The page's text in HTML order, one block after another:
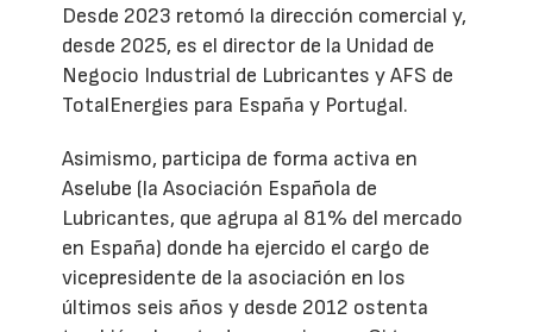
Desde 2023 retomó la dirección comercial y,
desde 2025, es el director de la Unidad de
Negocio Industrial de Lubricantes y AFS de
TotalEnergies para España y Portugal.
Asimismo, participa de forma activa en
Aselube (la Asociación Española de
Lubricantes, que agrupa al 81% del mercado
en España) donde ha ejercido el cargo de
vicepresidente de la asociación en los
últimos seis años y desde 2012 ostenta